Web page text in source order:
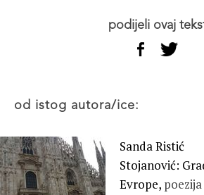
podijeli ovaj
od istog autora/ice:
Sanda Ristić
Stojanović:
Evrope, poezija